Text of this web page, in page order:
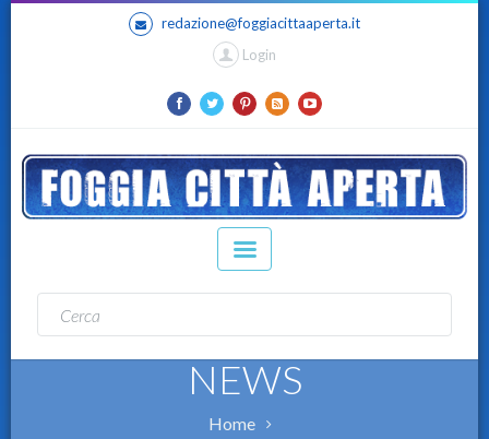
redazione@foggiacittaaperta.it
Login
NEWS
Home